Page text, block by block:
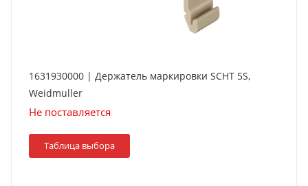
1631930000 | Держатель маркировки SCHT 5S,
Weidmuller
Не поставляется
Таблица выбора